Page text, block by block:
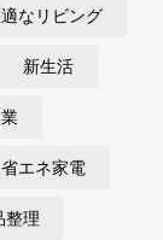
なリビング
新生活
省エネ家電
整理